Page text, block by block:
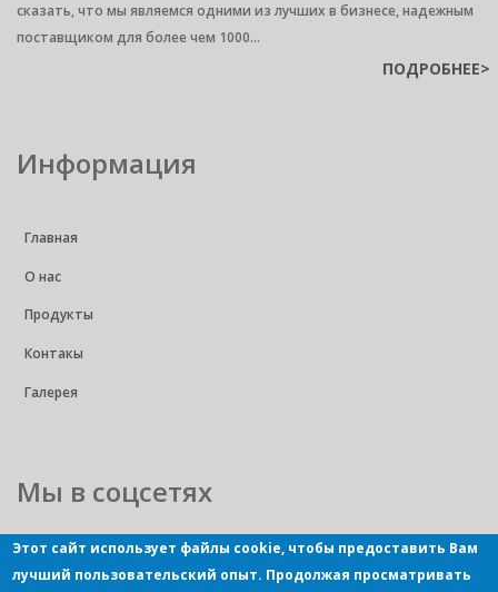
сказать, что мы являемся одними из лучших в бизнесе, надежным
поставщиком для более чем 1000...
ПОДРОБНЕЕ>
Информация
Главная
О нас
Продукты
Контакы
Галерея
Мы в соцсетях
Этот сайт использует файлы cookie, чтобы предоставить Вам
лучший пользовательский опыт. Продолжая просматривать